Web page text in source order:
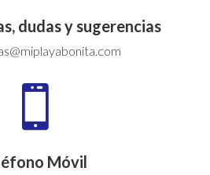
dudas y sugerencias

Móvil